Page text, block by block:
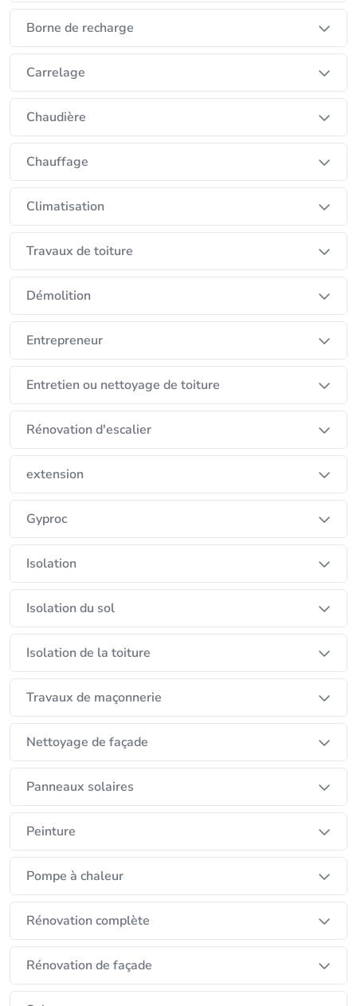
Borne de recharge
Carrelage
Chaudière
Chauffage
Climatisation
Travaux de toiture
Démolition
Entrepreneur
Entretien ou nettoyage de toiture
Rénovation d'escalier
extension
Gyproc
Isolation
Isolation du sol
Isolation de la toiture
Travaux de maçonnerie
Nettoyage de façade
Panneaux solaires
Peinture
Pompe à chaleur
Rénovation complète
Rénovation de façade